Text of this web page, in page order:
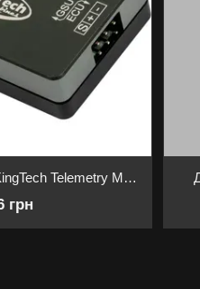
Модуль телеметрии KingTech Telemetry Module
грн